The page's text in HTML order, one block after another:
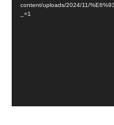
vídeo
content/uploads/2024/11/
_=1